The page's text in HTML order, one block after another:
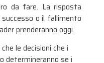
da fare. La risposta
successo o il fallimento
prenderanno oggi.
le decisioni che i
determineranno se i